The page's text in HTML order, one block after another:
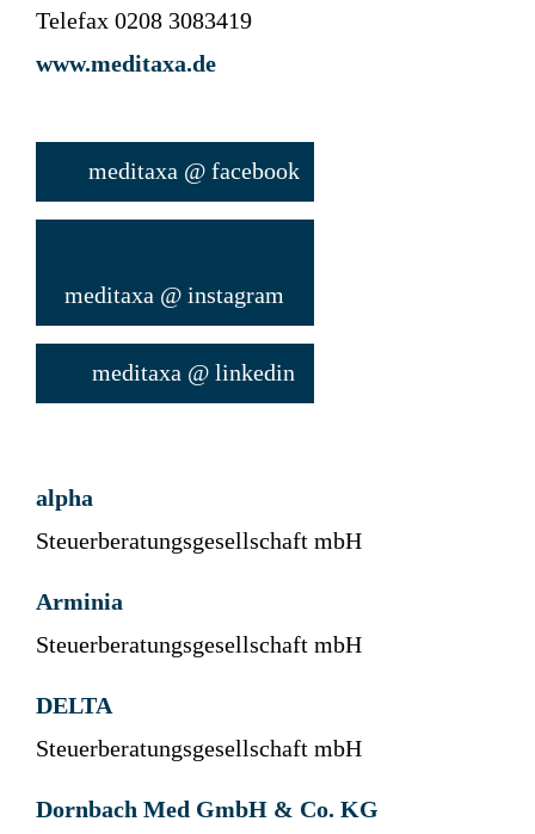
Telefax 0208 3083419
www.meditaxa.de
meditaxa @ facebook
meditaxa @ instagram
meditaxa @ linkedin
alpha
Steuerberatungsgesellschaft mbH
Arminia
Steuerberatungsgesellschaft mbH
DELTA
Steuerberatungsgesellschaft mbH
Dornbach Med GmbH & Co. KG